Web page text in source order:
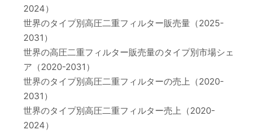
2024）
世界のタイプ別高圧二重フィルター販売量（2025-
2031）
世界の高圧二重フィルター販売量のタイプ別市場シェ
ア（2020-2031）
世界のタイプ別高圧二重フィルターの売上（2020-
2031）
世界のタイプ別高圧二重フィルター売上（2020-
2024）